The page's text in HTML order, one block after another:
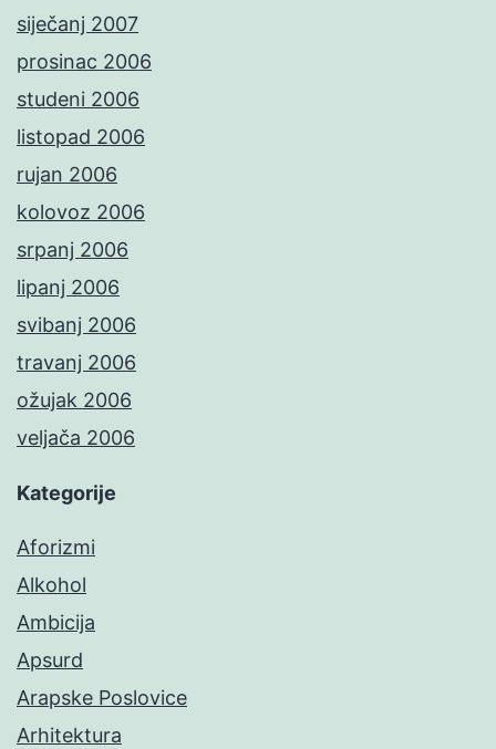
siječanj 2007
prosinac 2006
studeni 2006
listopad 2006
rujan 2006
kolovoz 2006
srpanj 2006
lipanj 2006
svibanj 2006
travanj 2006
ožujak 2006
veljača 2006
Kategorije
Aforizmi
Alkohol
Ambicija
Apsurd
Arapske Poslovice
Arhitektura